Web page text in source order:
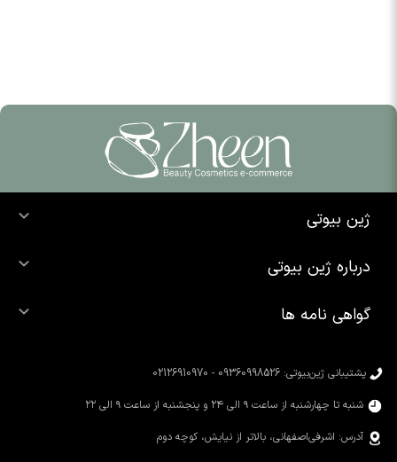
ژین بیوتی
خرید شوینده صورت
خرید رژ لب
درباره ژین بیوتی
تماس با ما
محصولات سیمپل
گواهی نامه ها
پشتیبانی ژین‌بیوتی: 09360998526 - 02126910970
شنبه تا چهارشنبه از ساعت ۹ الی ۲۴ و پنجشنبه از ساعت ۹ الی ۲۲
آدرس: اشرفی‌اصفهانی، بالاتر از نیایش، کوچه دوم